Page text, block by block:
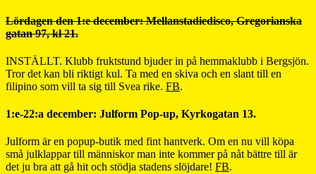
Lördagen den 1:e december: Mellanstadiedisco, Gregorianska
gatan 97, kl 21.
INSTÄLLT. Klubb fruktstund bjuder in på hemmaklubb i Bergsjön.
Tror det kan bli riktigt kul. Ta med en skiva och en slant till en
filipino som vill ta sig till Svea rike. FB.
1:e-22:a december: Julform Pop-up, Kyrkogatan 13.
Julform är en popup-butik med fint hantverk. Om en nu vill köpa
små julklappar till människor man inte kommer på nåt bättre till är
det ju bra att gå hit och stödja stadens slöjdare! FB.